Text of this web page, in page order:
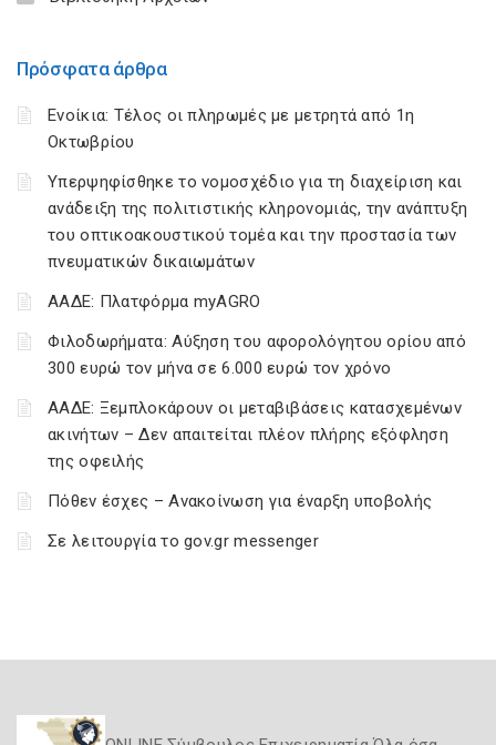
Πρόσφατα άρθρα
Ενοίκια: Τέλος οι πληρωμές με μετρητά από 1η
Οκτωβρίου
Υπερψηφίσθηκε το νομοσχέδιο για τη διαχείριση και
ανάδειξη της πολιτιστικής κληρονομιάς, την ανάπτυξη
του οπτικοακουστικού τομέα και την προστασία των
πνευματικών δικαιωμάτων
ΑΑΔΕ: Πλατφόρμα myAGRO
Φιλοδωρήματα: Αύξηση του αφορολόγητου ορίου από
300 ευρώ τον μήνα σε 6.000 ευρώ τον χρόνο
ΑΑΔΕ: Ξεμπλοκάρουν οι μεταβιβάσεις κατασχεμένων
ακινήτων – Δεν απαιτείται πλέον πλήρης εξόφληση
της οφειλής
Πόθεν έσχες – Ανακοίνωση για έναρξη υποβολής
Σε λειτουργία το gov.gr messenger